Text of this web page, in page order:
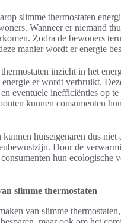
slimme thermostaten
Wanneer er niemand
Zodra de bewoners
manier wordt er energie
inzicht in het
er wordt verbruikt.
eventuele inefficiënties op
kunnen consumenten
huiseigenaren dus
Door de
hun ecologische
slimme thermostaten
van slimme